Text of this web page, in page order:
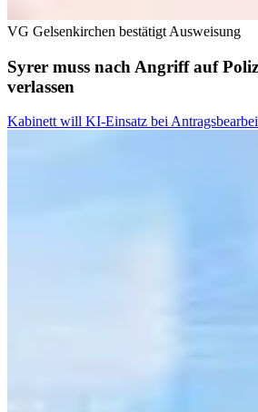
VG Gelsenkirchen bestätigt Ausweisung
Syrer muss nach Angriff auf
verlassen
Kabinett will KI-Einsatz bei